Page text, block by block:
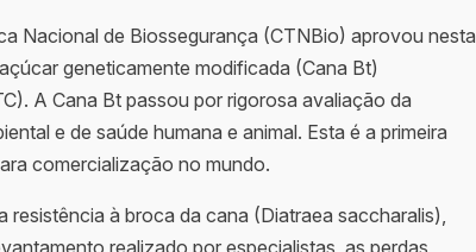
Nacional de Biossegurança (CTNBio) aprovou nesta
geneticamente modificada (Cana Bt)
A Cana Bt passou por rigorosa avaliação da
e de saúde humana e animal. Esta é a primeira
comercialização no mundo.
à broca da cana (Diatraea saccharalis),
realizado por especialistas, as perdas